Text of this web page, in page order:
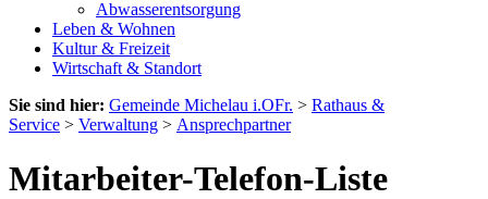
Abwasserentsorgung
Leben & Wohnen
Kultur & Freizeit
Wirtschaft & Standort
Sie sind hier: Gemeinde Michelau i.OFr. > Rathaus &
Service > Verwaltung > Ansprechpartner
Mitarbeiter-Telefon-Liste